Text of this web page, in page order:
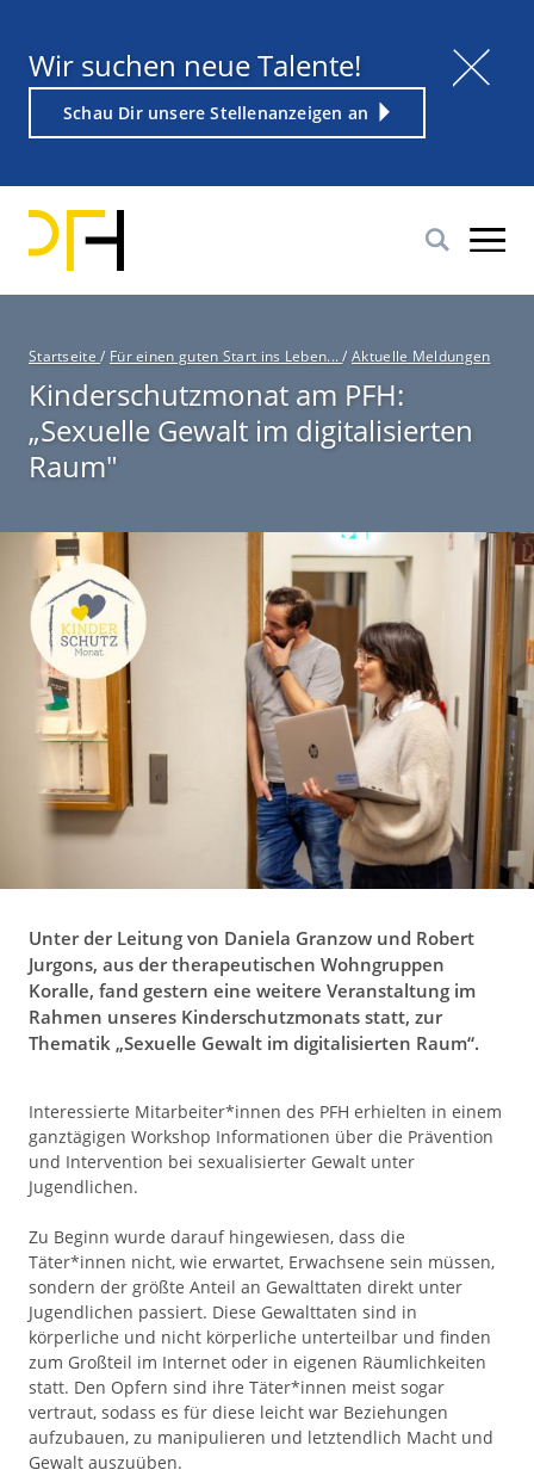
InhaltTitel
Wir suchen neue Talente!
Link
Schau Dir unsere Stellenanzeigen an
P
f
a
n
a
i
a
t
i
o
n
Startseite/ Für einen guten Start ins Leben.../Aktuelle Meldungen
Kinderschutzmonat am PFH:
„Sexuelle Gewalt im digitalisierten
Raum"
Unter der Leitung von Daniela Granzow und Robert
Jurgons, aus der therapeutischen Wohngruppen
Koralle, fand gestern eine weitere Veranstaltung im
Rahmen unseres Kinderschutzmonats statt, zur
Thematik „Sexuelle Gewalt im digitalisierten Raum“.
Interessierte Mitarbeiter*innen des PFH erhielten in einem
ganztägigen Workshop Informationen über die Prävention
und Intervention bei sexualisierter Gewalt unter
Jugendlichen.
Zu Beginn wurde darauf hingewiesen, dass die
Täter*innen nicht, wie erwartet, Erwachsene sein müssen,
sondern der größte Anteil an Gewalttaten direkt unter
Jugendlichen passiert. Diese Gewalttaten sind in
körperliche und nicht körperliche unterteilbar und finden
zum Großteil im Internet oder in eigenen Räumlichkeiten
statt. Den Opfern sind ihre Täter*innen meist sogar
vertraut, sodass es für diese leicht war Beziehungen
aufzubauen, zu manipulieren und letztendlich Macht und
Gewalt auszuüben.